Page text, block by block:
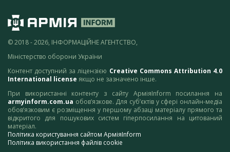
© 2018 - 2026, ІНФОРМАЦІЙНЕ АГЕНТСТВО,
Міністерство оборони України
Контент доступний за ліцензією Creative Commons Attribution 4.0
International license якщо не зазначено інше.
При використанні контенту з сайту АрміяInform посилання на
armyinform.com.ua обов’язкове. Для суб’єктів у сфері онлайн-медіа
обов’язковим є розміщення у першому абзаці матеріалу прямого та
відкритого для пошукових систем гіперпосилання на цитований
матеріал.
Політика користування сайтом АрміяInform
Політика використання файлів cookie